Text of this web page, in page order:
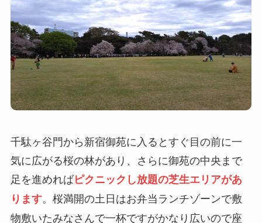
千駄ヶ谷門から新宿御苑に入るとすぐ目の前に一
気に広がる桜の林があり、さらに御苑の中央まで
足を進めればピクニックし放題の芝生エリアがあ
ります。桜満開の土日はお弁当ランチゾーンで敷
物敷いたみなさんで一杯ですがかなり広いので座